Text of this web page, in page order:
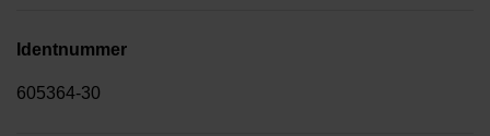
Identnummer
605364-30